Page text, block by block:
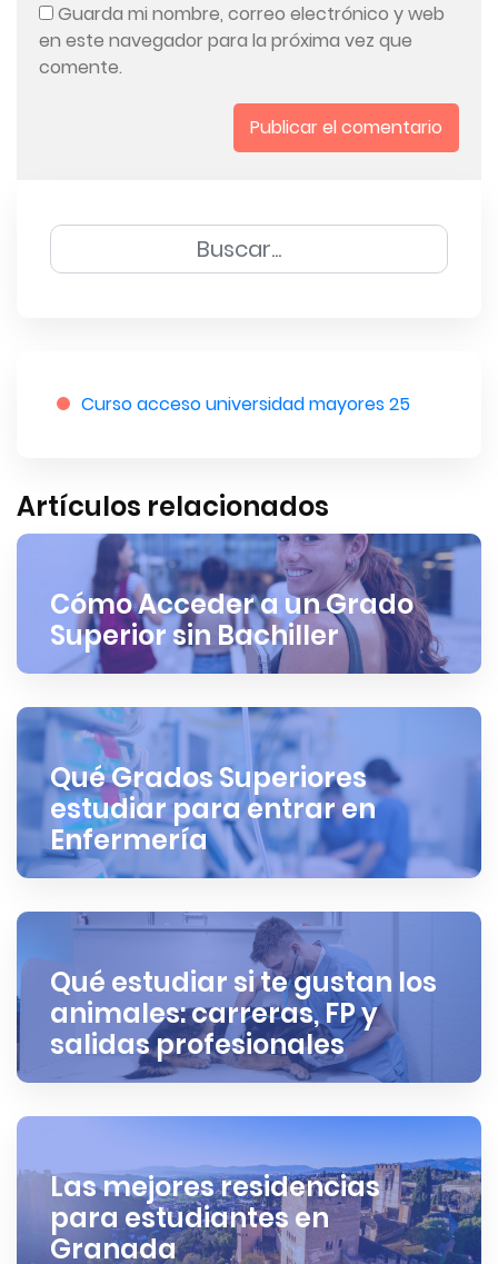
Guarda mi nombre, correo electrónico y web
en este navegador para la próxima vez que
comente.
Curso acceso universidad mayores 25
Artículos relacionados
Cómo Acceder a un Grado
Superior sin Bachiller
Qué Grados Superiores
estudiar para entrar en
Enfermería
Qué estudiar si te gustan los
animales: carreras, FP y
salidas profesionales
Las mejores residencias
para estudiantes en
Granada